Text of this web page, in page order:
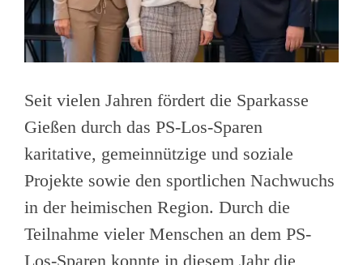
Seit vielen Jahren fördert die Sparkasse
Gießen durch das PS-Los-Sparen
karitative, gemeinnützige und soziale
Projekte sowie den sportlichen Nachwuchs
in der heimischen Region. Durch die
Teilnahme vieler Menschen an dem PS-
Los-Sparen konnte in diesem Jahr die